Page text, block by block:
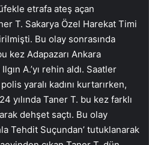
etrafa ateş açan
T. Sakarya Özel Harekat Timi
Bu olay sonrasında
kez Adapazarı Ankara
A.’yı rehin aldı. Saatler
yaralı kadını kurtarırken,
yılında Taner T. bu kez farklı
dehşet saçtı. Bu olay
Tehdit Suçundan’ tutuklanarak